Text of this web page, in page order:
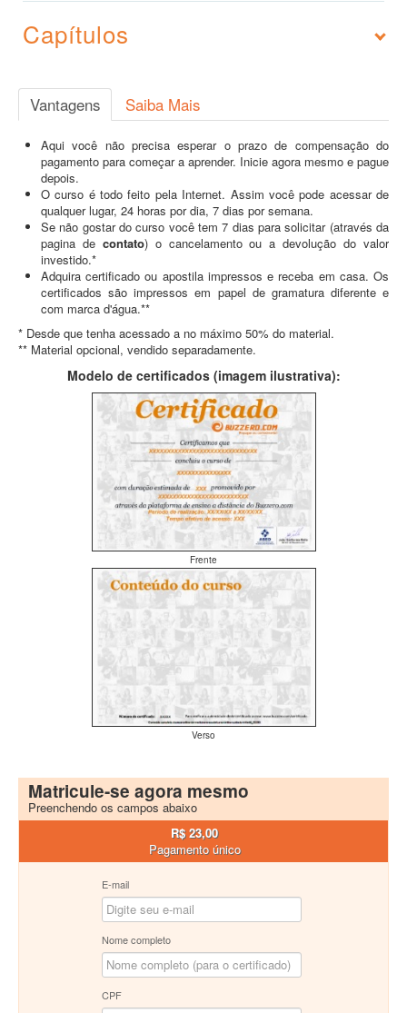
Capítulos
Vantagens Saiba Mais
Aqui você não precisa esperar o prazo de compensação do
pagamento para começar a aprender. Inicie agora mesmo e pague
depois.
O curso é todo feito pela Internet. Assim você pode acessar de
qualquer lugar, 24 horas por dia, 7 dias por semana.
Se não gostar do curso você tem 7 dias para solicitar (através da
pagina de contato) o cancelamento ou a devolução do valor
investido.*
Adquira certificado ou apostila impressos e receba em casa. Os
certificados são impressos em papel de gramatura diferente e
com marca d'água.**
* Desde que tenha acessado a no máximo 50% do material.
** Material opcional, vendido separadamente.
Modelo de certificados (imagem ilustrativa):
Frente
Verso
Matricule-se agora mesmo
Preenchendo os campos abaixo
R$ 23,00
Pagamento único
E-mail
Nome completo
CPF